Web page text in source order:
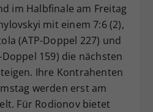
im Halbfinale am Freitag
mit einem 7:6 (2),
(ATP-Doppel 227) und
159) die nächsten
Ihre Kontrahenten
werden erst am
Für Rodionov bietet